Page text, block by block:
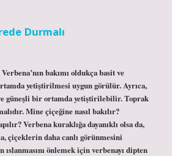
Durmalı
bakımı oldukça basit ve
yetiştirilmesi uygun görülür. Ayrıca,
güneşli bir ortamda yetiştirilebilir. Toprak
Mine çiçeğine nasıl bakılır?
Verbena kuraklığa dayanıklı olsa da,
çiçeklerin daha canlı görünmesini
önlemek için verbenayı dipten